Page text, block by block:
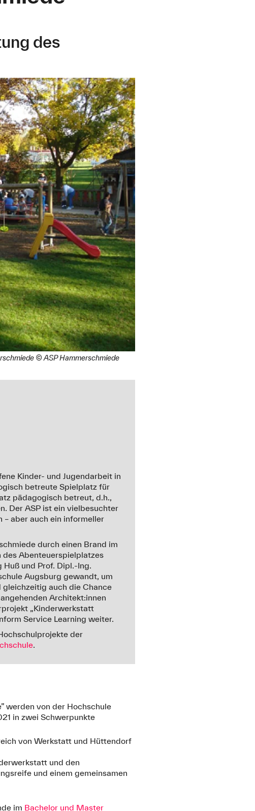
des
© ASP Hammerschmiede
Kinder- und Jugendarbeit in
betreute Spielplatz für
pädagogisch betreut, d.h.,
Der ASP ist ein vielbesuchter
– aber auch ein informeller
durch einen Brand im
Abenteuerspielplatzes
und Prof. Dipl.-Ing.
Augsburg gewandt, um
auch die Chance
Architekt:innen
„Kinderwerkstatt
Service Learning weiter.
der
.
werden von der Hochschule
in zwei Schwerpunkte
von Werkstatt und Hüttendorf
und den
und einem gemeinsamen
im Bachelor und Master